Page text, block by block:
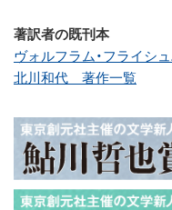
著訳者の既刊本
ヴォルフラム・フライ
北川和代 著作一覧